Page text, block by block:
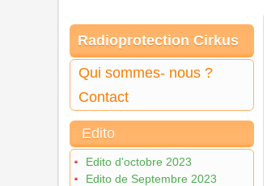
Radioprotection Cirkus
Qui sommes- nous ?
Contact
Edito
Edito d'octobre 2023
Edito de Septembre 2023